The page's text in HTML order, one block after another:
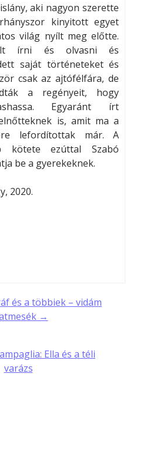
aki nagyon szerette
kinyitott egyet
világ nyílt meg előtte.
írni és olvasni és
saját történeteket és
csak az ajtófélfára, de
a regényeit, hogy
Egyaránt írt
is, amit ma a
lefordítottak már. A
kötete ezúttal Szabó
be a gyerekeknek.
2020.
és a többiek – vidám
→
Ella és a téli
varázs